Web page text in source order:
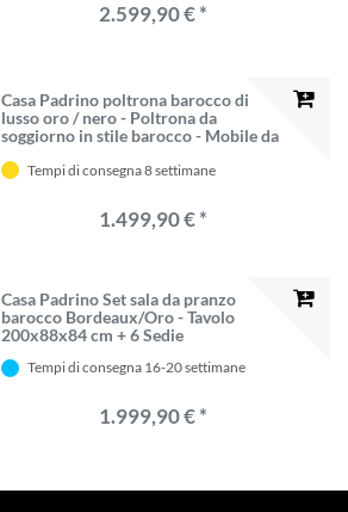
2.599,90 € *
Casa Padrino poltrona barocco di
lusso oro / nero - Poltrona da
soggiorno in stile barocco - Mobile da
lusso in stile barocco - Arredamento
Tempi di consegna 8 settimane
1.499,90 € *
Casa Padrino Set sala da pranzo
barocco Bordeaux/Oro - Tavolo
200x88x84 cm + 6 Sedie
Tempi di consegna 16-20 settimane
1.999,90 € *